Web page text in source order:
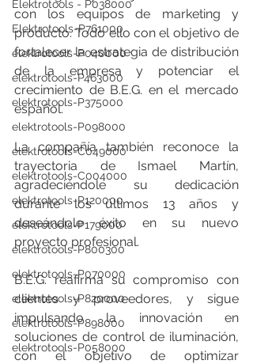
Elektrotools - P038000
Elektrotools-P761000
elektrotools-P040000
elektrotools-P463000
elektrotools-P375000
elektrotools-P098000
elektrotools-C049000
elektrotools-C004000
elektrotools-P120000
elektrotools-P179000
elektrotools-P800300
elektrotools-P070000
elektrotools-P820000
elektrotools-P898000
elektrotools-P058000
con los equipos de marketing y
producto. Todo ello con el objetivo de
fortalecer la estrategia de distribución
de la empresa y potenciar el
crecimiento de B.E.G. en el mercado
español.
La compañía también reconoce la
trayectoria de Ismael Martín,
agradeciéndole su dedicación
durante los últimos 13 años y
deseándole éxito en su nuevo
proyecto profesional.
B.E.G. reafirma su compromiso con
clientes y proveedores, y sigue
impulsando la innovación en
soluciones de control de iluminación,
con el objetivo de optimizar